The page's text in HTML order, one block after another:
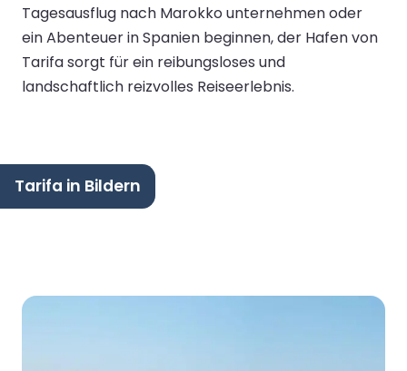
Tagesausflug nach Marokko unternehmen oder
ein Abenteuer in Spanien beginnen, der Hafen von
Tarifa sorgt für ein reibungsloses und
landschaftlich reizvolles Reiseerlebnis.
Tarifa in Bildern